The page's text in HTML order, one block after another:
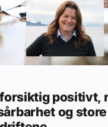
positivt,
og